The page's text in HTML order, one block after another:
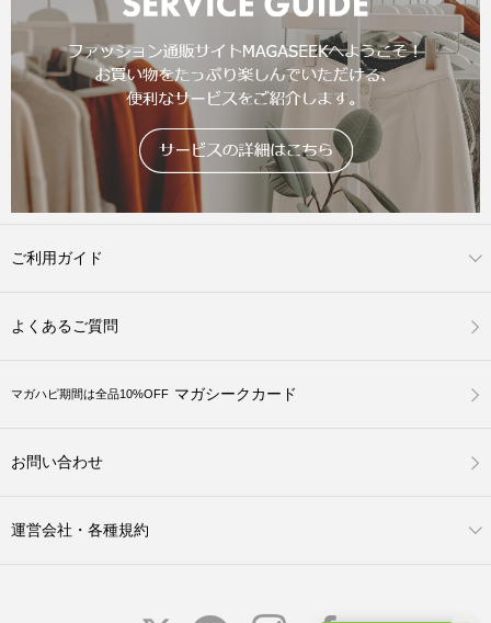
ご利用ガイド
よくあるご質問
マガハピ期間は全品10%OFF マガシークカード
お問い合わせ
運営会社・各種規約